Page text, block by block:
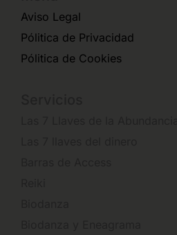
Aviso Legal
Pólitica de Privacidad
Pólitica de Cookies